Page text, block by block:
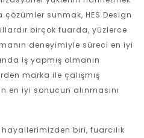
sunmak, HES Design
birçok fuarda, yüzlerce
deneyimiyle süreci en iyi
iş yapmış olmanın
marka ile çalışmış
en iyi sonucun alınmasını
biri, fuarcılık